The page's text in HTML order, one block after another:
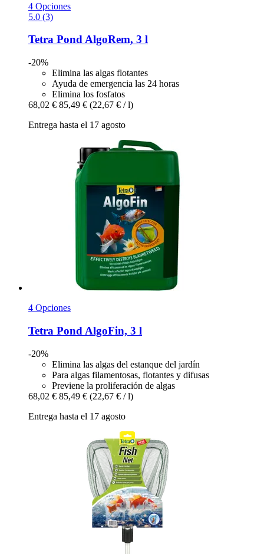
4 Opciones
5.0 (3)
Tetra Pond AlgoRem, 3 l
-20%
Elimina las algas flotantes
Ayuda de emergencia las 24 horas
Elimina los fosfatos
68,02 € 85,49 € (22,67 € / l)
Entrega hasta el 17 agosto
4 Opciones
Tetra Pond AlgoFin, 3 l
-20%
Elimina las algas del estanque del jardín
Para algas filamentosas, flotantes y difusas
Previene la proliferación de algas
68,02 € 85,49 € (22,67 € / l)
Entrega hasta el 17 agosto